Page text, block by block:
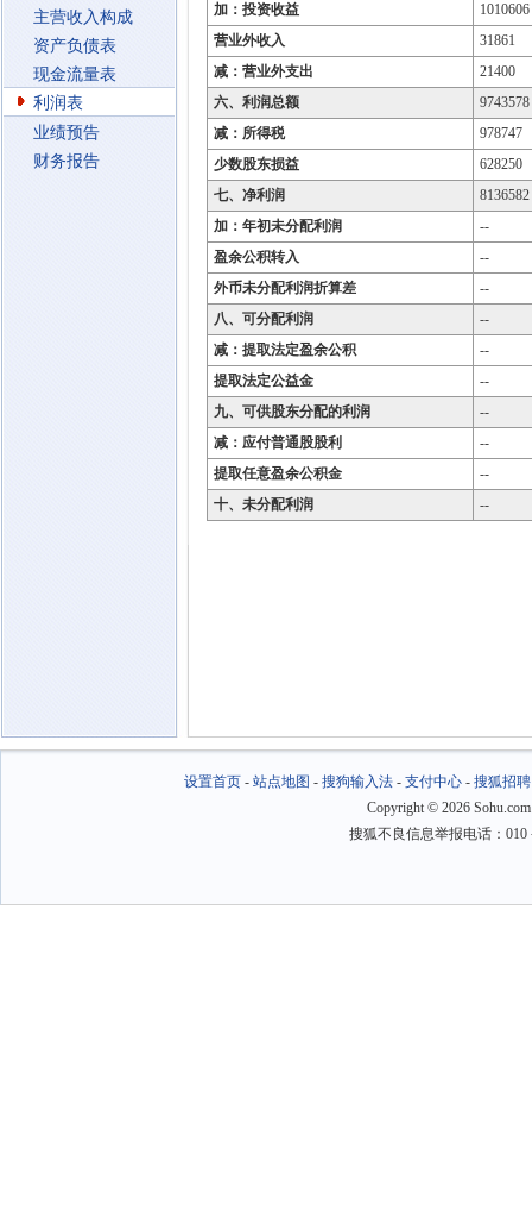
主营收入构成
资产负债表
现金流量表
利润表
业绩预告
财务报告
加：投资收益
1010606
营业外收入
31861
减：营业外支出
21400
六、利润总额
9743578
减：所得税
978747
少数股东损益
628250
七、净利润
8136582
加：年初未分配利润
--
盈余公积转入
--
外币未分配利润折算差
--
八、可分配利润
--
减：提取法定盈余公积
--
提取法定公益金
--
九、可供股东分配的利润
--
减：应付普通股股利
--
提取任意盈余公积金
--
十、未分配利润
--
设置首页- 站点地图 - 搜狗输入法- 支付中心- 搜狐招聘
Copyright © 2026
搜狐不良信息举报电话：010